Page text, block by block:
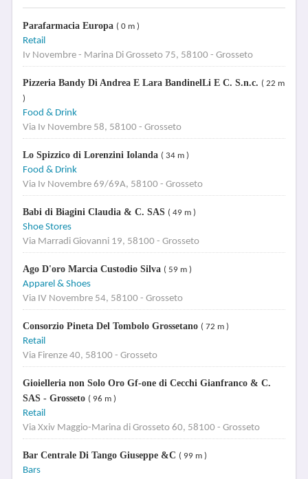
Parafarmacia Europa ( 0 m )
Retail
Iv Novembre - Marina Di Grosseto 75, 58100 - Grosseto
Pizzeria Bandy Di Andrea E Lara BandinelLi E C. S.n.c. ( 22 m
)
Food & Drink
Via Iv Novembre 58, 58100 - Grosseto
Lo Spizzico di Lorenzini Iolanda ( 34 m )
Food & Drink
Via Iv Novembre 69/69A, 58100 - Grosseto
Babi di Biagini Claudia & C. SAS ( 49 m )
Shoe Stores
Via Marradi Giovanni 19, 58100 - Grosseto
Ago D'oro Marcia Custodio Silva ( 59 m )
Apparel & Shoes
Via IV Novembre 54, 58100 - Grosseto
Consorzio Pineta Del Tombolo Grossetano ( 72 m )
Retail
Via Firenze 40, 58100 - Grosseto
Gioielleria non Solo Oro Gf-one di Cecchi Gianfranco & C.
SAS - Grosseto ( 96 m )
Retail
Via Xxiv Maggio-Marina di Grosseto 60, 58100 - Grosseto
Bar Centrale Di Tango Giuseppe &C ( 99 m )
Bars